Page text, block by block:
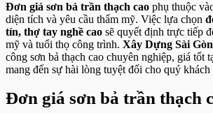
Đơn giá sơn bả trần thạch cao phụ thuộc
diện tích và yêu cầu thẩm mỹ. Việc lựa chọn
tín, thợ tay nghề cao sẽ quyết định trực tiếp
mỹ và tuổi thọ công trình. Xây Dựng Sài Gòn
công sơn bả thạch cao chuyên nghiệp, giá tốt
mang đến sự hài lòng tuyệt đối cho quý khách
Đơn giá sơn bả trần thạch